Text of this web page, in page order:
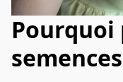
Pourquoi